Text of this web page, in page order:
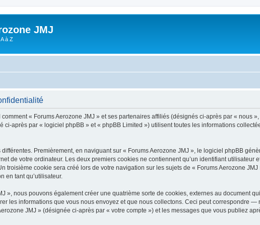
JMJ
à Z
« Forums Aerozone JMJ » et ses partenaires affiliés (désignés ci-après par « nous
ci-après par « logiciel phpBB » et « phpBB Limited ») utilisent toutes les informations
Premièrement, en naviguant sur « Forums Aerozone JMJ », le logiciel phpBB
de votre ordinateur. Les deux premiers cookies ne contiennent qu’un identifiant utilisateur
troisième cookie sera créé lors de votre navigation sur les sujets de « Forums Aerozone
en tant qu’utilisateur.
», nous pouvons également créer une quatrième sorte de cookies, externes au document
les informations que vous nous envoyez et que nous collectons. Ceci peut correspondre
JMJ » (désignée ci-après par « votre compte ») et les messages que vous publiez